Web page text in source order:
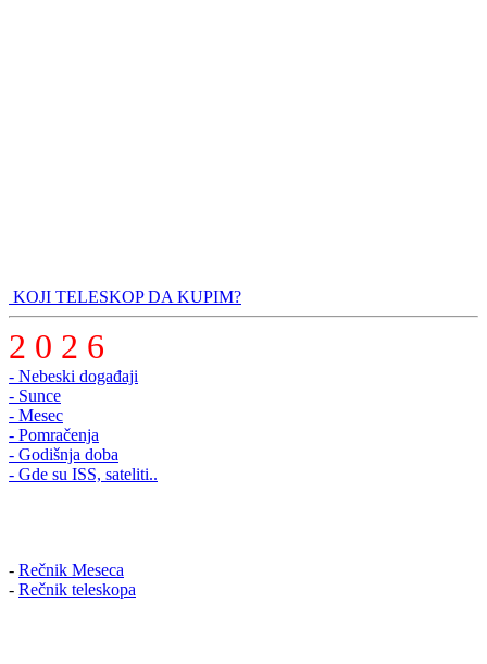
KOJI TELESKOP DA KUPIM?
2 0 2 6
- Nebeski događaji
- Sunce
- Mesec
- Pomračenja
- Godišnja doba
- Gde su ISS, sateliti..
- Rečnik Meseca
- Rečnik teleskopa